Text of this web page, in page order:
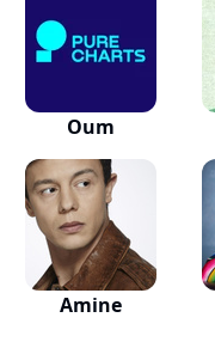
Oum
Amine